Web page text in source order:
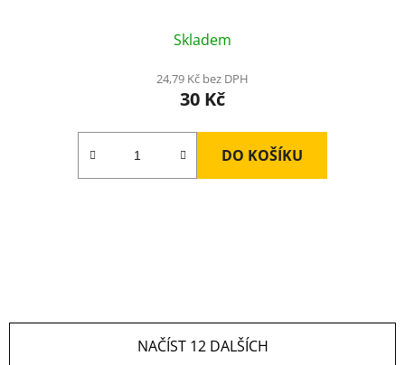
Skladem
24,79 Kč bez DPH
30 Kč
DO KOŠÍKU
NAČÍST 12 DALŠÍCH